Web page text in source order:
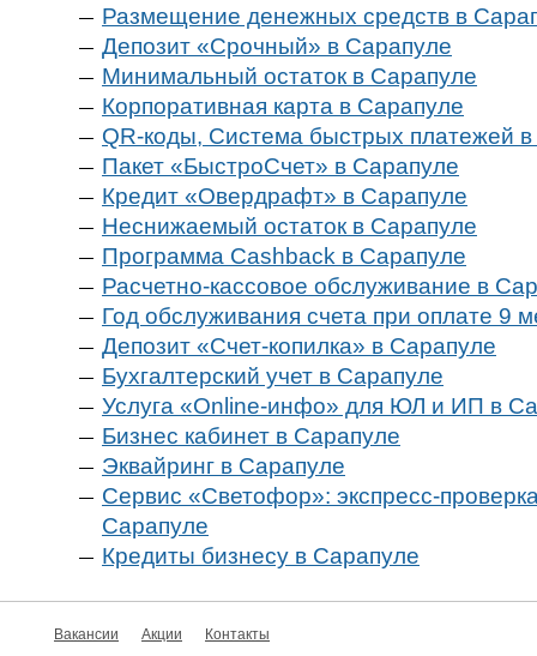
Размещение денежных средств в
Депозит «Срочный» в Сарапуле
Минимальный остаток в Сарапуле
Корпоративная карта в Сарапуле
QR-коды, Система быстрых платежей
Пакет «БыстроСчет» в Сарапуле
Кредит «Овердрафт» в Сарапуле
Неснижаемый остаток в Сарапуле
Программа Cashback в Сарапуле
Расчетно-кассовое обслуживание в
Год обслуживания счета при оплате 9
Депозит «Счет-копилка» в Сарапуле
Бухгалтерский учет в Сарапуле
Услуга «Online-инфо» для ЮЛ и ИП в
Бизнес кабинет в Сарапуле
Эквайринг в Сарапуле
Сервис «Светофор»: экспресс-
Сарапуле
Кредиты бизнесу в Сарапуле
Вакансии Акции Контакты